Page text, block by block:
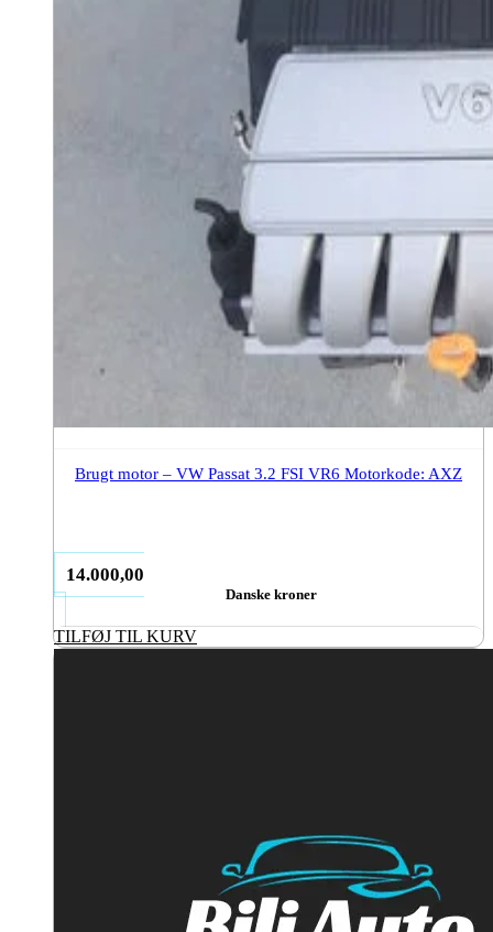
Brugt motor – VW Passat 3.2 FSI VR6 Motorkode: AXZ
14.000,00
Danske kroner
TILFØJ TIL KURV